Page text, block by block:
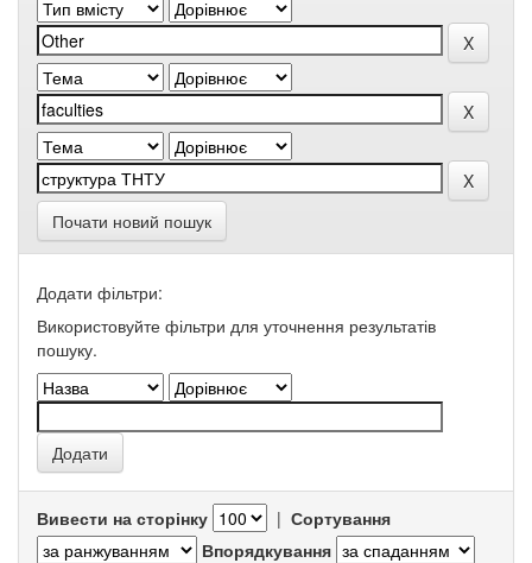
Почати новий пошук
Додати фільтри:
Використовуйте фільтри для уточнення результатів
пошуку.
Вивести на сторінку | Сортування
Впорядкування